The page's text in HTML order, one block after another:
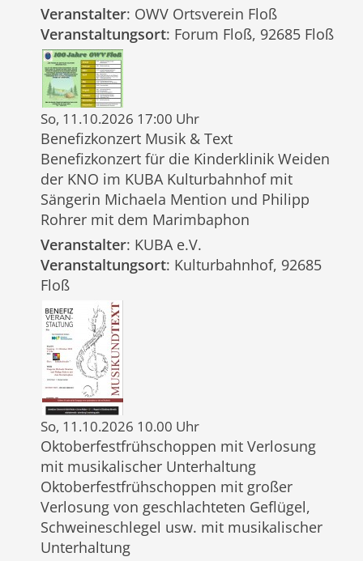
Veranstalter: OWV Ortsverein Floß
Veranstaltungsort: Forum Floß, 92685 Floß
So, 11.10.2026 17:00 Uhr
Benefizkonzert Musik & Text
Benefizkonzert für die Kinderklinik Weiden
der KNO im KUBA Kulturbahnhof mit
Sängerin Michaela Mention und Philipp
Rohrer mit dem Marimbaphon
Veranstalter: KUBA e.V.
Veranstaltungsort: Kulturbahnhof, 92685
Floß
So, 11.10.2026 10.00 Uhr
Oktoberfestfrühschoppen mit Verlosung
mit musikalischer Unterhaltung
Oktoberfestfrühschoppen mit großer
Verlosung von geschlachteten Geflügel,
Schweineschlegel usw. mit musikalischer
Unterhaltung